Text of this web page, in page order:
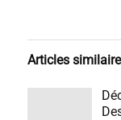
Articles